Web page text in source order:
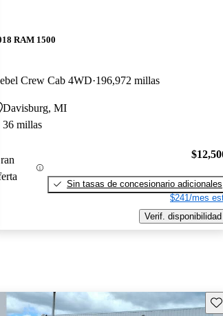
RAM 1500
Crew Cab 4WD 196,972 millas
Davisburg, MI
36 millas
Sin tasas de concesionario adicionales
$241/mes
Verif. disponibilidad
este Aviso